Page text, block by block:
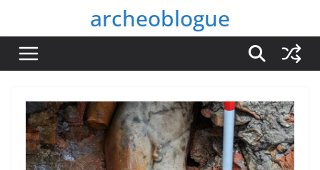
contenu
archeoblogue